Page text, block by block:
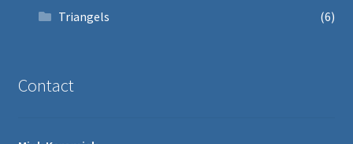
Triangels
(6)
Contact